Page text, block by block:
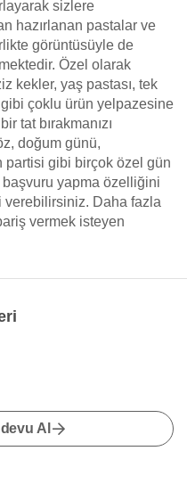
sizlere
hazırlanan pastalar ve
görüntüsüyle de
Özel olarak
kekler, yaş pastası, tek
çoklu ürün yelpazesine
tat bırakmanızı
doğum günü,
partisi gibi birçok özel gün
başvuru yapma özelliğini
verebilirsiniz. Daha fazla
vermek isteyen
Al